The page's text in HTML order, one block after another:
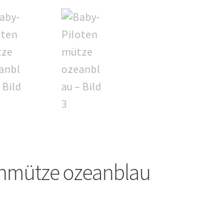
ozeanblau